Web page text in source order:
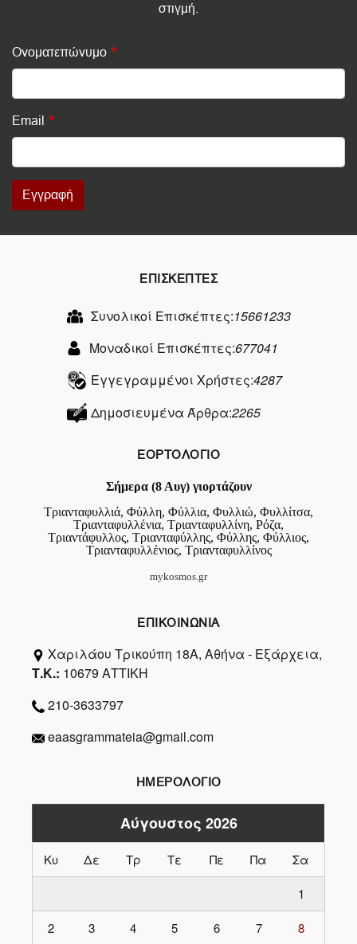
στιγμή.
Ονοματεπώνυμο
Email
Εγγραφή
ΕΠΙΣΚΕΠΤΕΣ
Συνολικοί Επισκέπτες:15661233
Μοναδικοί Επισκέπτες:677041
Εγγεγραμμένοι Χρήστες:4287
Δημοσιευμένα Άρθρα:2265
ΕΟΡΤΟΛΟΓΙΟ
Σήμερα (8 Αυγ) γιορτάζουν
Τριανταφυλλιά, Φύλλη, Φύλλια, Φυλλιώ, Φυλλίτσα,
Τριανταφυλλένια, Τριανταφυλλίνη, Ρόζα,
Τριαντάφυλλος, Τριανταφύλλης, Φύλλης, Φύλλιος,
Τριανταφυλλένιος, Τριανταφυλλίνος
mykosmos.gr
ΕΠΙΚΟΙΝΩΝΙΑ
Χαριλάου Τρικούπη 18Α, Αθήνα - Εξάρχεια,
Τ.Κ.: 10679 ΑΤΤΙΚΗ
210-3633797
eaasgrammateia@gmail.com
ΗΜΕΡΟΛΟΓΙΟ
Αύγουστος 2026
Κυ Δε Τρ Τε Πε Πα Σα
1
2 3 4 5 6 7 8